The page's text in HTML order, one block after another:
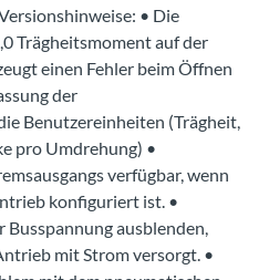
• Die
Trägheitsmoment auf der
einen Fehler beim Öffnen
der
Benutzereinheiten (Trägheit,
pro Umdrehung) •
verfügbar, wenn
konfiguriert ist. •
ausblenden,
mit Strom versorgt. •